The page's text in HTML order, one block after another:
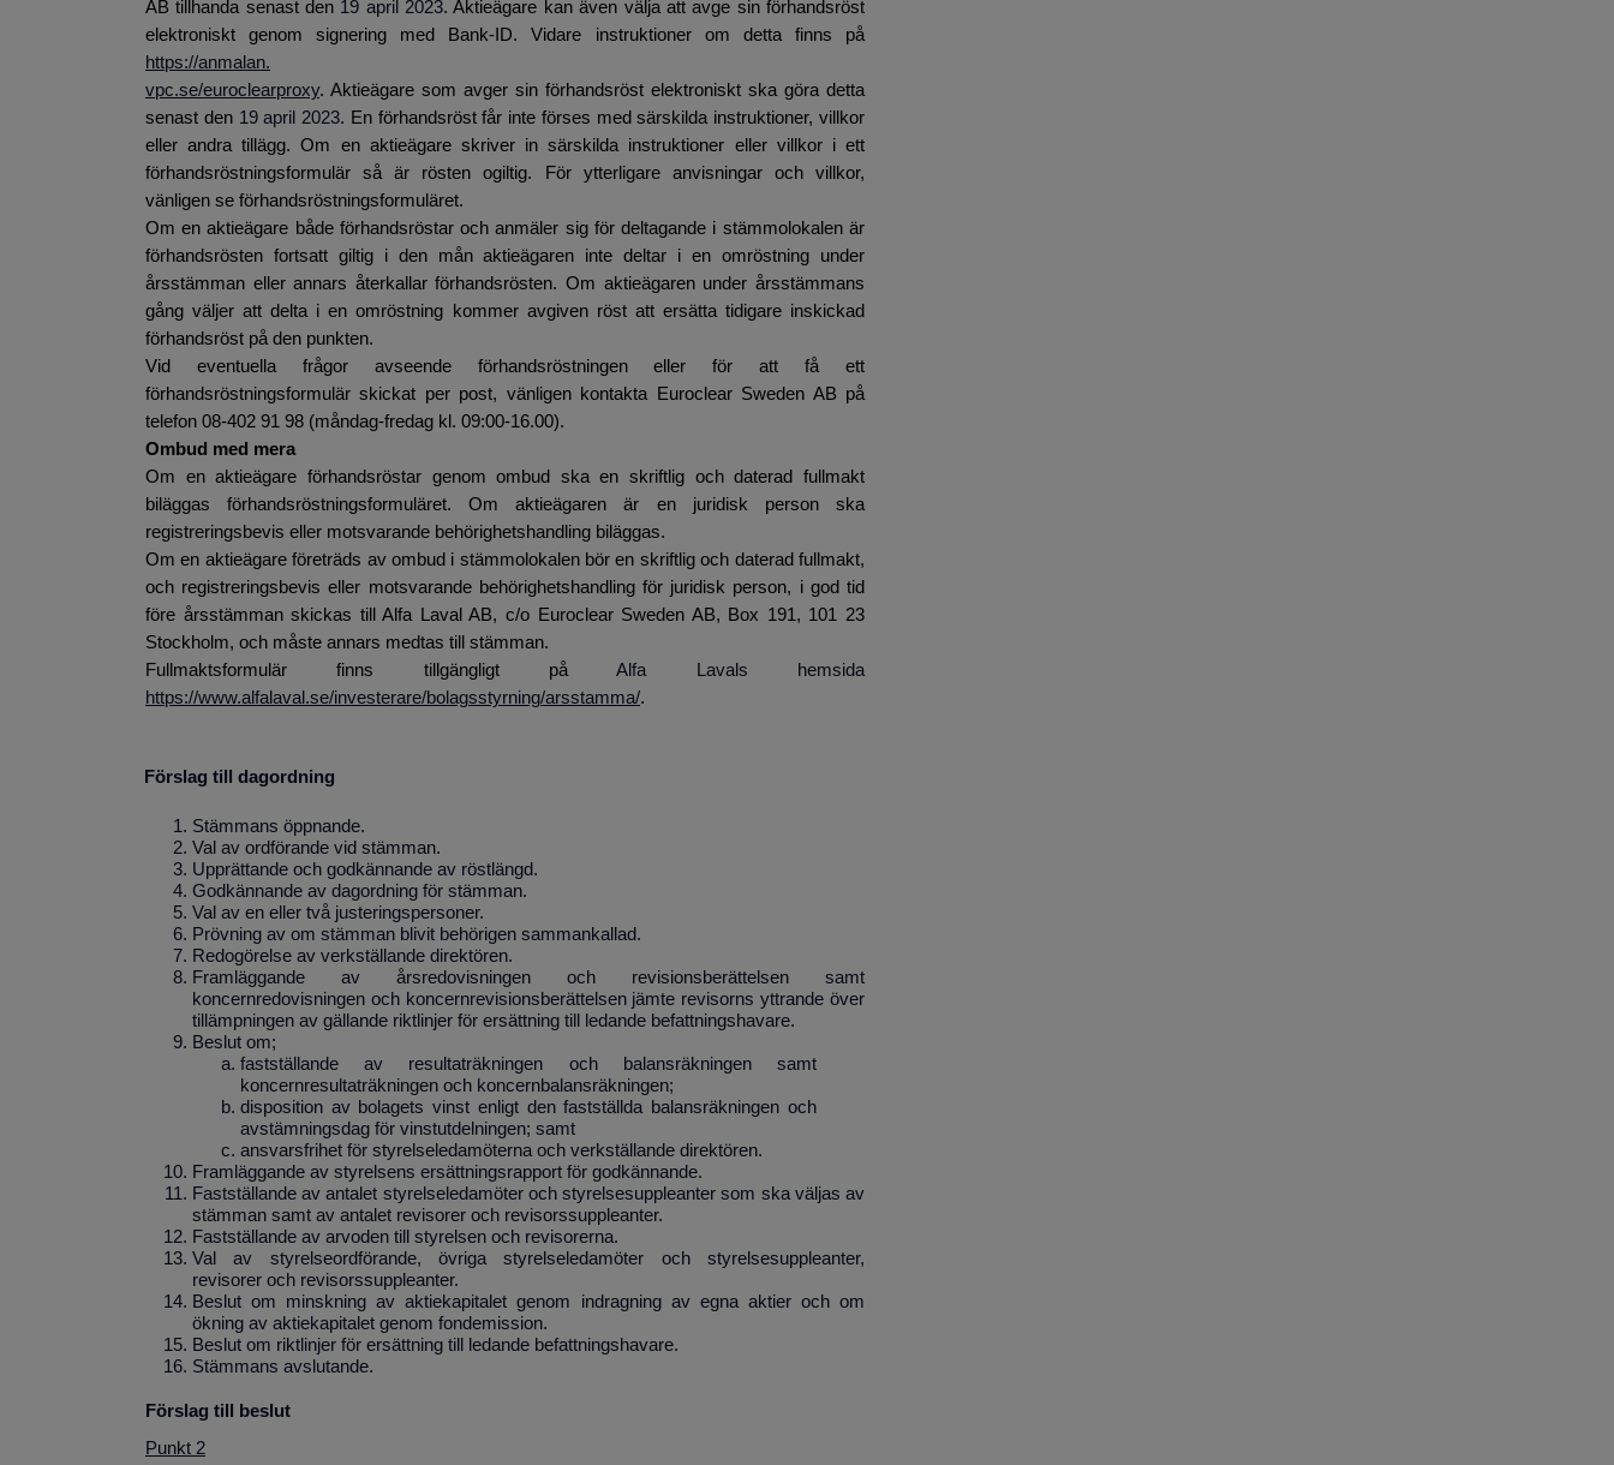
AB tillhanda senast den 19 april 2023. Aktieägare kan även välja att avge sin förhandsröst
elektroniskt genom signering med Bank-ID. Vidare instruktioner om detta finns på
https://anmalan.
vpc.se/euroclearproxy. Aktieägare som avger sin förhandsröst elektroniskt ska göra detta
senast den 19 april 2023. En förhandsröst får inte förses med särskilda instruktioner, villkor
eller andra tillägg. Om en aktieägare skriver in särskilda instruktioner eller villkor i ett
förhandsröstningsformulär så är rösten ogiltig. För ytterligare anvisningar och villkor,
vänligen se förhandsröstningsformuläret.
Om en aktieägare både förhandsröstar och anmäler sig för deltagande i stämmolokalen är
förhandsrösten fortsatt giltig i den mån aktieägaren inte deltar i en omröstning under
årsstämman eller annars återkallar förhandsrösten. Om aktieägaren under årsstämmans
gång väljer att delta i en omröstning kommer avgiven röst att ersätta tidigare inskickad
förhandsröst på den punkten.
Vid eventuella frågor avseende förhandsröstningen eller för att få ett
förhandsröstningsformulär skickat per post, vänligen kontakta Euroclear Sweden AB på
telefon 08-402 91 98 (måndag-fredag kl. 09:00-16.00).
Ombud med mera
Om en aktieägare förhandsröstar genom ombud ska en skriftlig och daterad fullmakt
biläggas förhandsröstningsformuläret. Om aktieägaren är en juridisk person ska
registreringsbevis eller motsvarande behörighetshandling biläggas.
Om en aktieägare företräds av ombud i stämmolokalen bör en skriftlig och daterad fullmakt,
och registreringsbevis eller motsvarande behörighetshandling för juridisk person, i god tid
före årsstämman skickas till Alfa Laval AB, c/o Euroclear Sweden AB, Box 191, 101 23
Stockholm, och måste annars medtas till stämman.
Fullmaktsformulär finns tillgängligt påAlfa Lavals hemsida
https://www.alfalaval.se/investerare/bolagsstyrning/arsstamma/.
Förslag till dagordning
Stämmans öppnande.
Val av ordförande vid stämman.
Upprättande och godkännande av röstlängd.
Godkännande av dagordning för stämman.
Val av en eller två justeringspersoner.
Prövning av om stämman blivit behörigen sammankallad.
Redogörelse av verkställande direktören.
Framläggande av årsredovisningen och revisionsberättelsen samt
koncernredovisningen och koncernrevisionsberättelsen jämte revisorns yttrande över
tillämpningen av gällande riktlinjer för ersättning till ledande befattnings­havare.
Beslut om;
fastställande av resultaträkningen och balansräkningen samt
koncernresultat­räkningen och koncernbalansräkningen;
disposition av bolagets vinst enligt den fastställda balansräkningen och
avstämningsdag för vinstutdelningen; samt
ansvarsfrihet för styrelseledamöterna och verkställande direktören.
Framläggande av styrelsens ersättningsrapport för godkännande.
Fastställande av antalet styrelseledamöter och styrelsesuppleanter som ska väljas av
stämman samt av antalet revisorer och revisorssuppleanter.
Fastställande av arvoden till styrelsen och revisorerna.
Val av styrelseordförande, övriga styrelseledamöter och styrelsesuppleanter,
revisorer och revisorssuppleanter.
Beslut om minskning av aktiekapitalet genom indragning av egna aktier och om
ökning av aktiekapitalet genom fondemission.
Beslut om riktlinjer för ersättning till ledande befattningshavare.
Stämmans avslutande.
Förslag till beslut
Punkt 2